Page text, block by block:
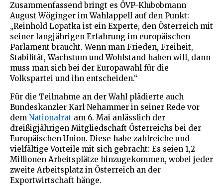
Zusammenfassend bringt es ÖVP-Klubobmann
August Wöginger im Wahlappell auf den Punkt:
„Reinhold Lopatka ist ein Experte, den Österreich mit
seiner langjährigen Erfahrung im europäischen
Parlament braucht. Wenn man Frieden, Freiheit,
Stabilität, Wachstum und Wohlstand haben will, dann
muss man sich bei der Europawahl für die
Volkspartei und ihn entscheiden.“
Für die Teilnahme an der Wahl plädierte auch
Bundeskanzler Karl Nehammer in seiner Rede vor
dem Nationalrat am 6. Mai anlässlich der
dreißigjährigen Mitgliedschaft Österreichs bei der
Europäischen Union. Diese habe zahlreiche und
vielfältige Vorteile mit sich gebracht: Es seien 1,2
Millionen Arbeitsplätze hinzugekommen, wobei jeder
zweite Arbeitsplatz in Österreich an der
Exportwirtschaft hänge.